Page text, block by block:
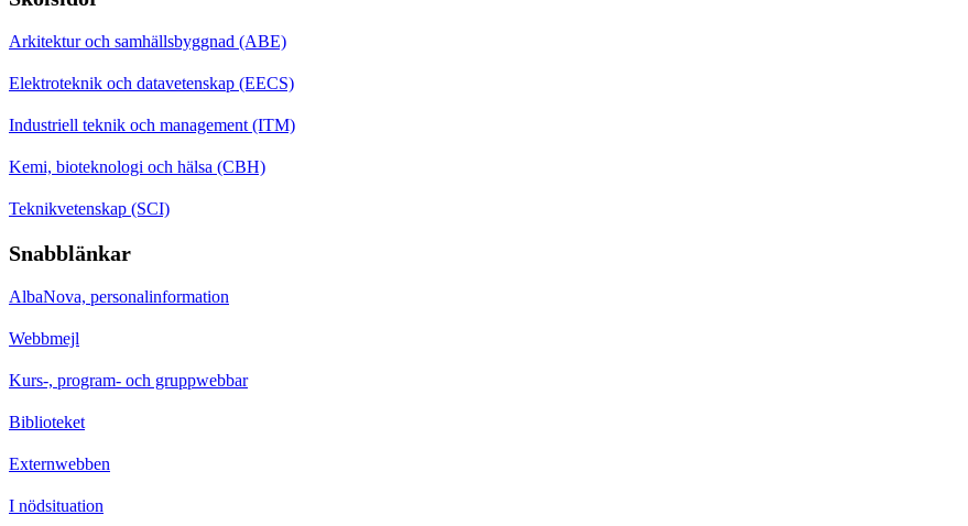
Arkitektur och samhällsbyggnad (ABE)
Elektroteknik och datavetenskap (EECS)
Industriell teknik och management (ITM)
Kemi, bioteknologi och hälsa (CBH)
Teknikvetenskap (SCI)
Snabblänkar
AlbaNova, personalinformation
Webbmejl
Kurs-, program- och gruppwebbar
Biblioteket
Externwebben
I nödsituation